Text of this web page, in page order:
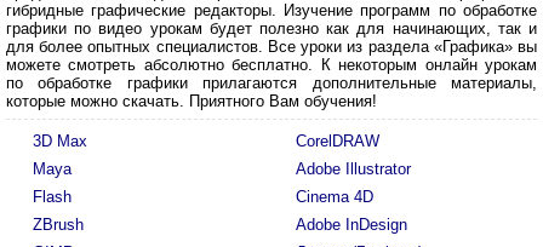
гибридные графические редакторы. Изучение программ по обработке
графики по видео урокам будет полезно как для начинающих, так и
для более опытных специалистов. Все уроки из раздела «Графика» вы
можете смотреть абсолютно бесплатно. К некоторым онлайн урокам
по обработке графики прилагаются дополнительные материалы,
которые можно скачать. Приятного Вам обучения!
3D Max
CorelDRAW
Maya
Adobe Illustrator
Flash
Cinema 4D
ZBrush
Adobe InDesign